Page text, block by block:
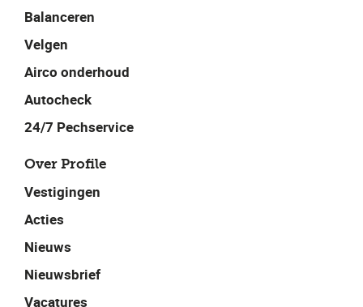
Balanceren
Velgen
Airco onderhoud
Autocheck
24/7 Pechservice
Over Profile
Vestigingen
Acties
Nieuws
Nieuwsbrief
Vacatures